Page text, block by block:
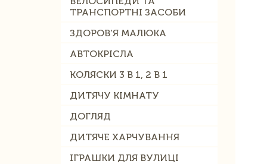
ТРАНСПОРТНІ ЗАСОБИ
ЗДОРОВ'Я МАЛЮКА
АВТОКРІСЛА
КОЛЯСКИ 3 В 1, 2 В 1
ДИТЯЧУ КІМНАТУ
ДОГЛЯД
ДИТЯЧЕ ХАРЧУВАННЯ
ІГРАШКИ ДЛЯ ВУЛИЦІ